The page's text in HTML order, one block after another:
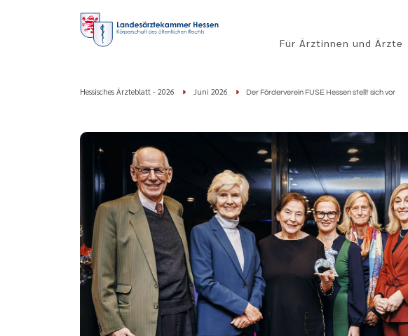
Für Ärztinnen und Ärzte
Hessisches Ärzteblatt - 2026 Juni 2026 Der Förderverein FUSE Hessen stellt sich vor